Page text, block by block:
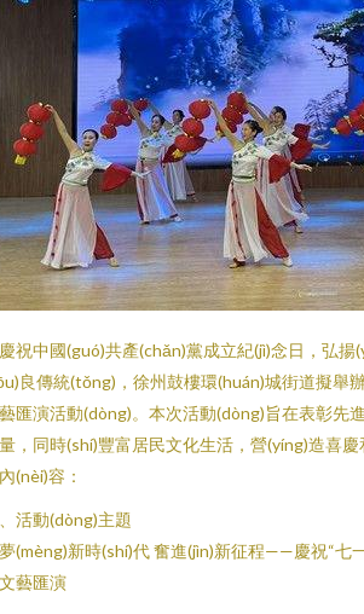
祝中國(guó)共產(chǎn)黨成立紀(jì)念日，弘揚
良傳統(tǒng)，徐州鼓樓環(huán)城街道擬舉
匯演活動(dòng)。本次活動(dòng)旨在表彰先
，同時(shí)豐富居民文化生活，營(yíng)造喜
(nèi)容：
活動(dòng)主題
(mèng)新時(shí)代 奮進(jìn)新征程——慶祝“七
藝匯演